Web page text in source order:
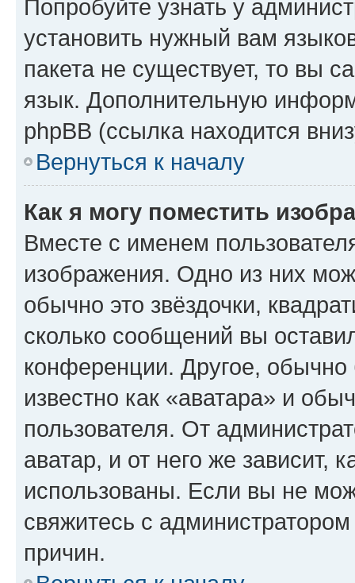
Попробуйте узнать у
установить нужный вам
пакета не существует, то вы
язык. Дополнительную
phpBB (ссылка находится
Вернуться к началу
Как я могу поместить
Вместе с именем
изображения. Одно из них
обычно это звёздочки,
сколько сообщений вы
конференции. Другое,
известно как «аватара» и
пользователя. От
аватар, и от него же зависит,
использованы. Если вы не
свяжитесь с
причин.